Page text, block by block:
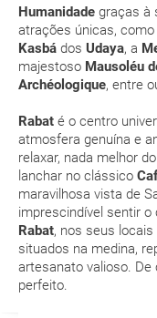
Humanidade graças à
atrações únicas,
Kasbá dos Udaya, a
majestoso Mausoléu
Archéologique, entre
Rabat é o centro
atmosfera genuína e
relaxar, nada melhor
lanchar no clássico
maravilhosa vista de
imprescindível sentir
Rabat, nos seus
situados na medina,
artesanato valioso.
perfeito.
Posso cancelar ou
Que custos podem
cancelamento ou
Que validade deve
para...?
Com quanta
aeroporto?
Como posso
férias no site?